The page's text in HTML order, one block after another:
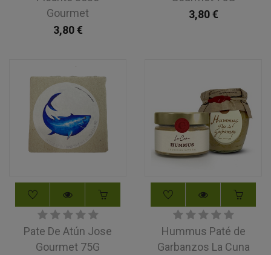
Gourmet
3,80€
3,80€
Pate De Atún Jose
Gourmet 75G
Hummus Paté de
Garbanzos La Cuna